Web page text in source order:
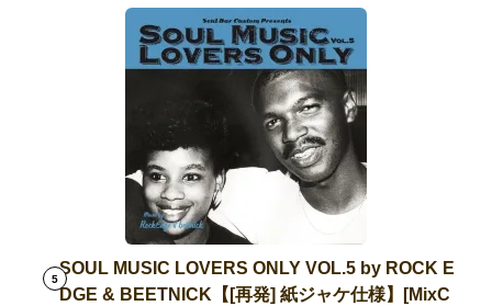
5
SOUL MUSIC LOVERS ONLY VOL.5 by ROCK E
DGE & BEETNICK【[再発] 紙ジャケ仕様】[MixC